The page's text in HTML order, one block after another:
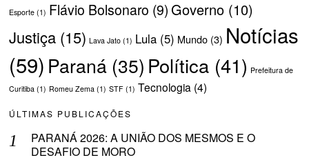
Esporte (1) Flávio Bolsonaro (9) Governo (10)
Justiça (15) Lava Jato (1) Lula (5) Mundo (3) Notícias
(59) Paraná (35) Política (41) Prefeitura de
Curitiba (1) Romeu Zema (1) STF (1) Tecnologia (4)
ÚLTIMAS PUBLICAÇÕES
PARANÁ 2026: A UNIÃO DOS MESMOS E O
DESAFIO DE MORO